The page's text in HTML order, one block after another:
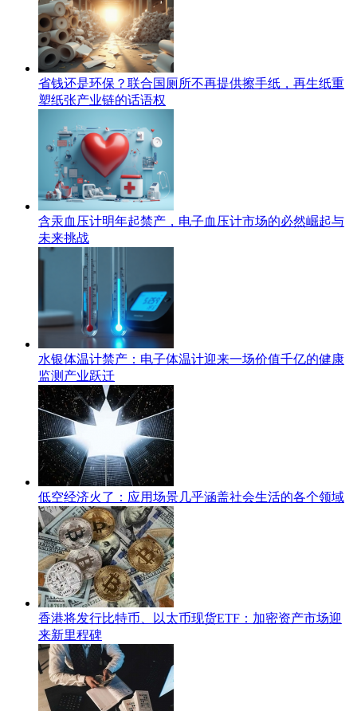
省钱还是环保？联合国厕所不再提供擦手纸，再生纸重
塑纸张产业链的话语权
含汞血压计明年起禁产，电子血压计市场的必然崛起与
未来挑战
水银体温计禁产：电子体温计迎来一场价值千亿的健康
监测产业跃迁
低空经济火了：应用场景几乎涵盖社会生活的各个领域
香港将发行比特币、以太币现货ETF：加密资产市场迎
来新里程碑